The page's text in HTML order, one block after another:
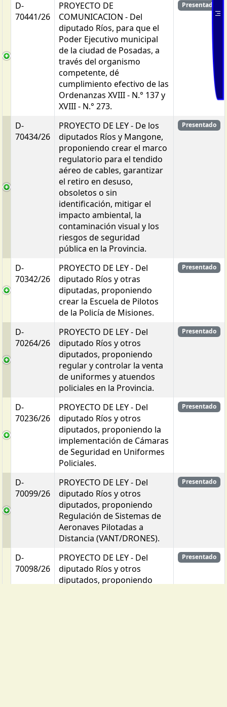
D-
70441/26
PROYECTO DE
COMUNICACION - Del
diputado Ríos, para que el
Poder Ejecutivo municipal
de la ciudad de Posadas, a
través del organismo
competente, dé
cumplimiento efectivo de las
Ordenanzas XVIII - N.° 137 y
XVIII - N.° 273.
Presentado
D-
70434/26
PROYECTO DE LEY - De los
diputados Ríos y Mangone,
proponiendo crear el marco
regulatorio para el tendido
aéreo de cables, garantizar
el retiro en desuso,
obsoletos o sin
identificación, mitigar el
impacto ambiental, la
contaminación visual y los
riesgos de seguridad
pública en la Provincia.
Presentado
D-
70342/26
PROYECTO DE LEY - Del
diputado Ríos y otras
diputadas, proponiendo
crear la Escuela de Pilotos
de la Policía de Misiones.
Presentado
D-
70264/26
PROYECTO DE LEY - Del
diputado Ríos y otros
diputados, proponiendo
regular y controlar la venta
de uniformes y atuendos
policiales en la Provincia.
Presentado
D-
70236/26
PROYECTO DE LEY - Del
diputado Ríos y otros
diputados, proponiendo la
implementación de Cámaras
de Seguridad en Uniformes
Policiales.
Presentado
D-
70099/26
PROYECTO DE LEY - Del
diputado Ríos y otros
diputados, proponiendo
Regulación de Sistemas de
Aeronaves Pilotadas a
Distancia (VANT/DRONES).
Presentado
D-
70098/26
PROYECTO DE LEY - Del
diputado Ríos y otros
diputados, proponiendo
Presentado